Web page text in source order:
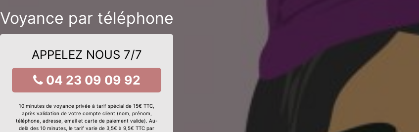
Voyance par téléphone
APPELEZ NOUS 7/7
04 23 09 09 92
10 minutes de voyance privée à tarif spécial de 15€ TTC,
après validation de votre compte client (nom, prénom,
téléphone, adresse, email et carte de paiement valide). Au-
delà des 10 minutes, le tarif varie de 3,5€ à 9,5€ TTC par